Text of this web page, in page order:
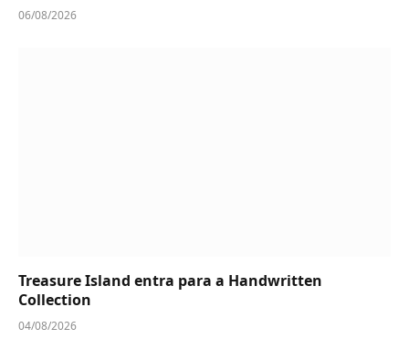
06/08/2026
Treasure Island entra para a Handwritten
Collection
04/08/2026